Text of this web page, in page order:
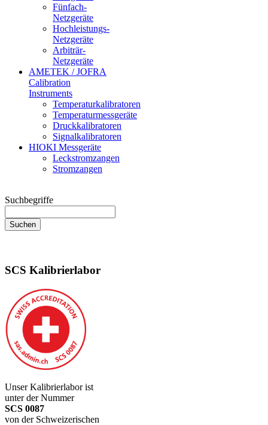
Fünfach-
Netzgeräte
Hochleistungs-
Netzgeräte
Arbiträr-
Netzgeräte
AMETEK / JOFRA
Calibration
Instruments
Temperaturkalibratoren
Temperaturmessgeräte
Druckkalibratoren
Signalkalibratoren
HIOKI Messgeräte
Leckstromzangen
Stromzangen
Suchbegriffe
SCS Kalibrierlabor
Unser Kalibrierlabor ist
unter der Nummer
SCS 0087
von der Schweizerischen